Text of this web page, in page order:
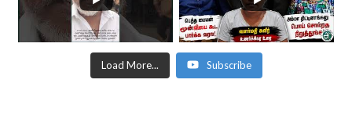
Load More... Subscribe